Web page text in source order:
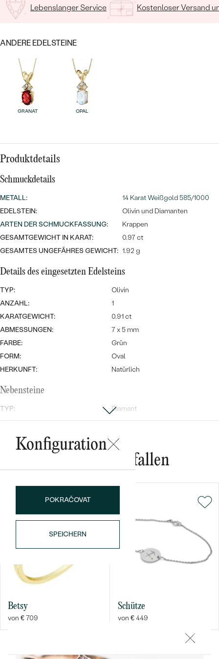
Eheringe
GOLD
PLATIN
Wave Kollektion
ANSEHEN
EDELSTEINSCHMUCK
SCHMUCK MIT LAB GROWN
DIAMANTEN
PERLENSCHMUCK
NACH STYL
SYMBOLISCH
MINIMALISTISCH
NACH ANLASS
NACH DER FARBE
NACH DER FORM
MASSGEFERTIGTER
Bestseller
Meistverkaufte
Ohrrinnge
ANSEHEN
PREISWERTE
LUXURIÖSE
Personalisierte
Halsketten
LUXURIÖSE
Meistverkaufte
Ringe
Lebenslanger Service Kostenloser Versand
ANDERE EDELSTEINE
GRANAT OPAL
Produktdetails
Schmuckdetails
METALL:
14 Karat Weißgold 585/1000
EDELSTEIN:
Olivin und Diamanten
ARTEN DER SCHMUCKFASSUNG:
Krappen
GESAMTGEWICHT IN KARAT:
0.97 ct
GESAMTES UNGEFÄHRES GEWICHT: 1.92 g
Details des eingesetzten Edelsteins
TYP:
Olivin
ANZAHL:
1
KARATGEWICHT:
0.91 ct
ABMESSUNGEN:
7 x 5 mm
FARBE:
Grün
FORM:
Oval
HERKUNFT:
Natürlich
Nebensteine
TYP:
Diamant
ANZAHL:
3
KARATGEWICHT:
FORM:
Rund
Konfiguration
POKRAČOVAT
SPEICHERN
Das könnte Ihnen gefallen
Betsy
von € 709
Schütze
von € 449